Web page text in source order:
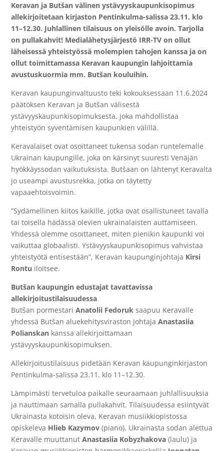
Keravan ja Butšan välinen ystävyyskaupunkisopimus
allekirjoitetaan kirjaston Pentinkulma-salissa 23.11. klo
11–12.30. Juhlallinen tilaisuus on yleisölle avoin. Tarjolla
on pullakahvit! Medialähetysjärjestö IRR-TV on ollut
läheisessä yhteistyössä molempien tahojen kanssa ja on
ollut toimittamassa Keravan kaupungin lahjoittamia
avustuskuormia mm. Butšan kouluihin.
Keravan kaupunginvaltuusto teki kokouksessaan 11.6.2024
päätöksen Keravan ja Butšan välisestä
ystävyyskaupunkisopimuksesta, joka mahdollistaa
yhteistyön syventämisen kaupunkien välillä.
Keravalaiset ovat osoittaneet tukensa sodan runtelemalle
Ukrainan kaupungille, joka on kärsinyt suuresti Venäjän
hyökkäyssodan vaikutuksista. Butšaan on lähtenyt Keravalta
jo useampi avustusrekka, jotka on täytetty
vapaaehtoisvoimin.
”Sydämellinen kiitos kaikille, jotka ovat osallistuneet tavalla
tai toisella hädässä olevien ukrainalaisten auttamiseen.
Yhdessä olemme osoittaneet, miten pienikin kaupunki voi
vaikuttaa globaalisti. Ystävyyskaupunkisopimus vahvistaa
yhteistyötä entisestään”, Keravan kaupunginjohtaja Kirsi
Rontu iloitsee.
Butšan kaupungin edustajat tavattavissa
allekirjoitustilaisuudessa
Butšan pormestariAnatolii Fedoruk saapuu Keravalle
yhdessä Butšan aluekehitysviraston johtajaAnastasiia
Polianskan kanssa allekirjoittamaan
ystävyyskaupunkisopimuksen.
Allekirjoitustilaisuus pidetään Keravan kaupunginkirjaston
Pentinkulma-salissa 23.11. klo 11–12.30.
Lämpimästi tervetuloa paikalle seuraamaan juhlallisuuksia
ja nauttimaan samalla pullakahvit. Tilaisuudessa esiintyvät
Ukrainasta kotoisin oleva, Keravan musiikkiopistossa
opiskeleva Hlieb Kazymov (piano), Ukrainasta sodan alettua
Keravalle muuttanutAnastasiia Kobyzhakova (laulu) ja